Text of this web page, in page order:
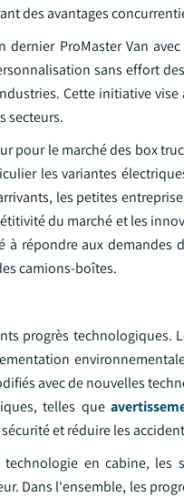
des avantages
dernier ProMaster Van
sans effort
Cette initiative
secteurs.
pour le marché des box
les variantes
les petites
du marché et les
répondre aux demandes
camions-boîtes.
progrès
avec de nouvelles
telles que
et réduire les
en cabine, les
Dans l'ensemble, les